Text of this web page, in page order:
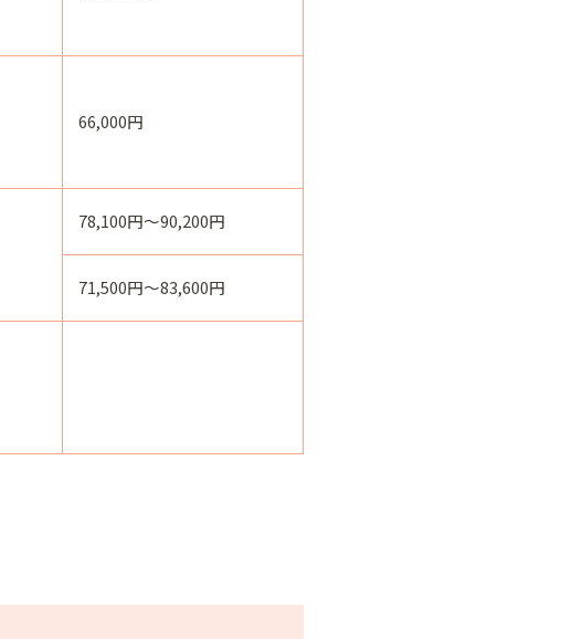
66,000円
78,100円～90,200円
71,500円～83,600円